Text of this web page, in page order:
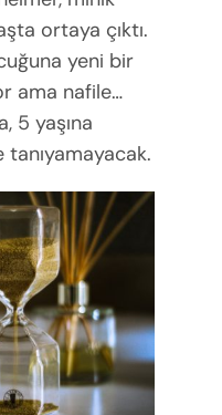
ortaya çıktı.
yeni bir
ama nafile…
5 yaşına